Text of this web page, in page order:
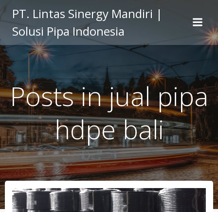
to
content
PT. Lintas Sinergy Mandiri |
Solusi Pipa Indonesia
Posts in jual pipa
hdpe bali